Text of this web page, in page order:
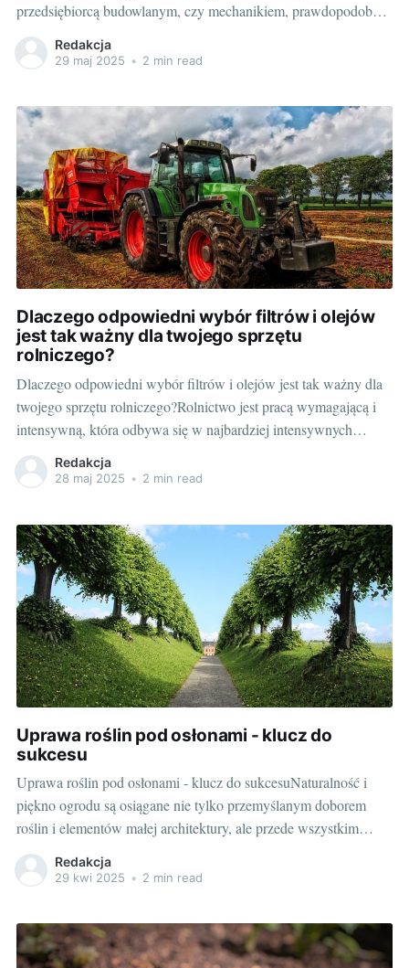
przedsiębiorcą budowlanym, czy mechanikiem, prawdopodobnie
doskonale zdajesz sobie sprawę, jak ważne jest prowadzenie
właściwego utrzymania i naprawy używanego sprzętu. Jednym z
części zamiennych, takich jak części rolnicze, części do
Redakcja
29 maj 2025 • 2 min read
Dlaczego odpowiedni wybór filtrów i olejów
jest tak ważny dla twojego sprzętu
rolniczego?
Dlaczego odpowiedni wybór filtrów i olejów jest tak ważny dla
twojego sprzętu rolniczego?Rolnictwo jest pracą wymagającą i
intensywną, która odbywa się w najbardziej intensywnych
warunkach. Rolnik musi nieustannie czuwać nad swoim
sprzętem, aby zapewnić jego optymalne działanie. Jest to część,
Redakcja
28 maj 2025 • 2 min read
Uprawa roślin pod osłonami - klucz do
sukcesu
Uprawa roślin pod osłonami - klucz do sukcesuNaturalność i
piękno ogrodu są osiągane nie tylko przemyślanym doborem
roślin i elementów małej architektury, ale przede wszystkim
staranną pielęgnacją. Coraz większą popularność zyskuje uprawa
roślin pod osłonami, która daje możliwość utrzymania kwitnienia
Pomocne w tym
Redakcja
29 kwi 2025 • 2 min read